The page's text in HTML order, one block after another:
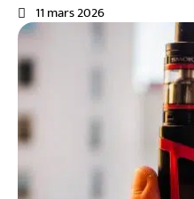
11 mars 2026